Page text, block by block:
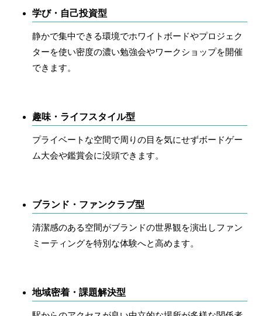
学び・自己投資型
静かで集中できる環境でホワイトボードやプロジェク
ターを使い密度の濃い勉強会やワークショップを開催
できます。
趣味・ライフスタイル型
プライベートな空間で周りの目を気にせずボードゲー
ム大会や鑑賞会に没頭できます。
ブランド・ファンクラブ型
清潔感のある空間がブランドの世界観を演出しファン
ミーティングを特別な体験へと高めます。
地域密着・課題解決型